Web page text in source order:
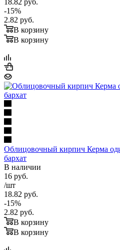
18.82 руб.
-15%
2.82 руб.
В корзину
В корзину
Облицовочный кирпич Керма
бархат
В наличии
16 руб.
/шт
18.82 руб.
-15%
2.82 руб.
В корзину
В корзину